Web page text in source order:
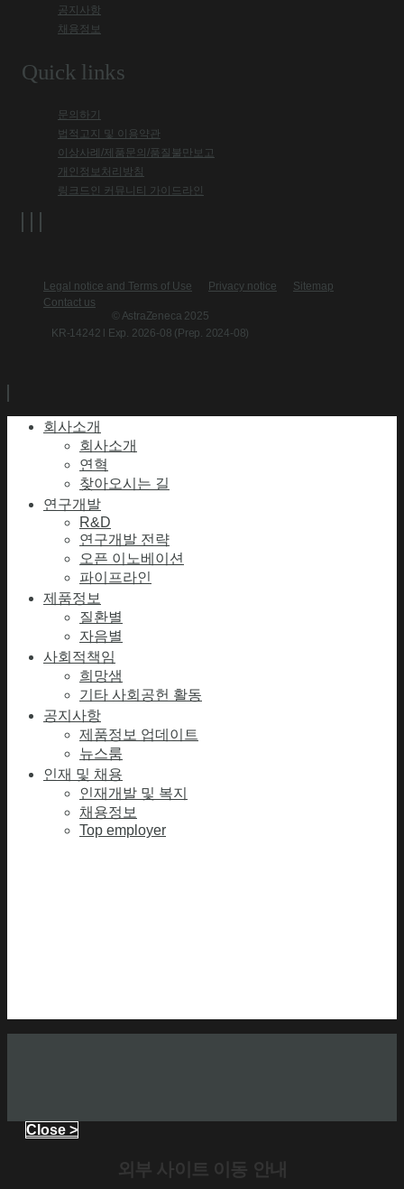
공지사항
채용정보
Quick links
문의하기
법적고지 및 이용약관
이상사례/제품문의/품질불만보고
개인정보처리방침
링크드인 커뮤니티 가이드라인
Legal notice and Terms of Use Privacy notice
Sitemap
Contact us
© AstraZeneca 2025
KR-14242 l Exp. 2026-08 (Prep. 2024-08)
회사소개
회사소개
연혁
찾아오시는 길
연구개발
R&D
연구개발 전략
오픈 이노베이션
파이프라인
제품정보
질환별
자음별
사회적책임
희망샘
기타 사회공헌 활동
공지사항
제품정보 업데이트
뉴스룸
인재 및 채용
인재개발 및 복지
채용정보
Top employer
Close >
외부 사이트 이동 안내